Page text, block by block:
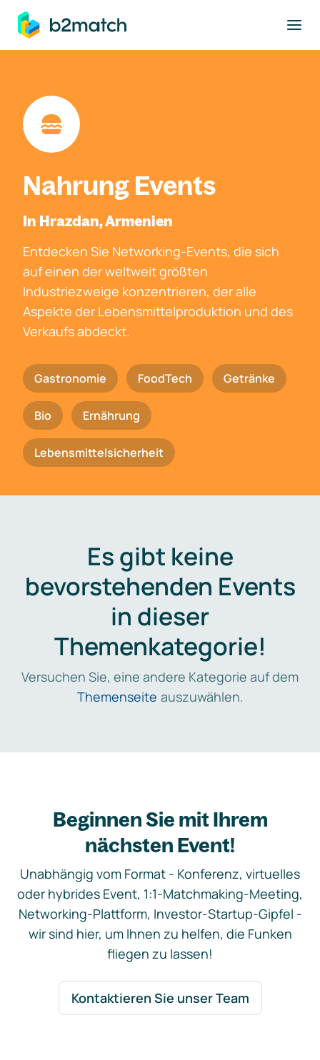
springen
Nahrung Events
In Hrazdan, Armenien
Entdecken Sie Networking-Events, die sich
auf einen der weltweit größten
Industriezweige konzentrieren, der alle
Aspekte der Lebensmittelproduktion und des
Verkaufs abdeckt.
Gastronomie FoodTech Getränke
Bio Ernährung
Lebensmittelsicherheit
Es gibt keine
bevorstehenden Events
in dieser
Themenkategorie!
Versuchen Sie, eine andere Kategorie auf dem
Themenseite auszuwählen.
Beginnen Sie mit Ihrem
nächsten Event!
Unabhängig vom Format - Konferenz, virtuelles
oder hybrides Event, 1:1-Matchmaking-Meeting,
Networking-Plattform, Investor-Startup-Gipfel -
wir sind hier, um Ihnen zu helfen, die Funken
fliegen zu lassen!
Kontaktieren Sie unser Team